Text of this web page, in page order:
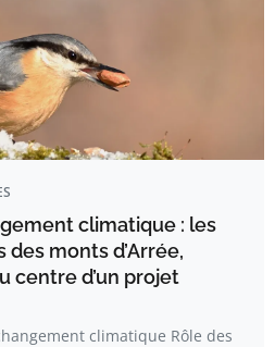
climatique : les
monts d’Arrée,
centre d’un projet
climatique Rôle des